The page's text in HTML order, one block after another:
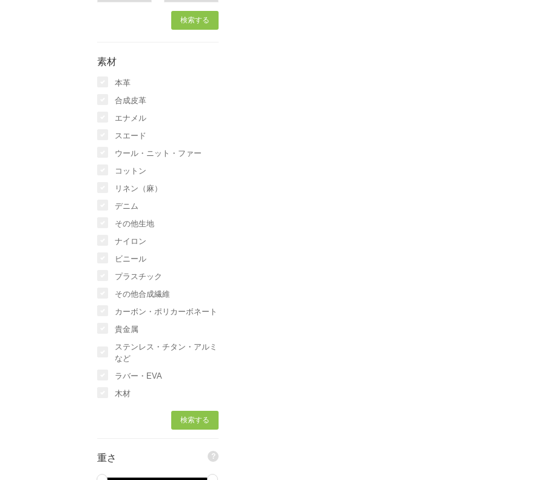
素材
本革
合成皮革
エナメル
スエード
ウール・ニット・ファー
コットン
リネン（麻）
デニム
その他生地
ナイロン
ビニール
プラスチック
その他合成繊維
カーボン・ポリカーボネート
貴金属
ステンレス・チタン・アルミ
など
ラバー・EVA
木材
重さ ?